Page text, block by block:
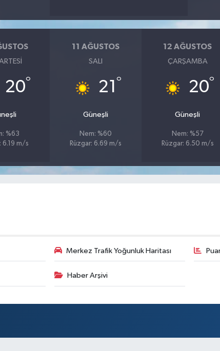
20°
%63
6.19 m/s
11 AĞUSTOS
SALI
21 °
Güneşli
Nem: %60
Rüzgar: 6.69 m/s
12 AĞUSTOS
ÇARŞAMBA
20°
Güneşli
Nem: %57
Rüzgar: 6.50 m/s
Merkez Trafik Yoğunluk Haritası
Haber Arşivi